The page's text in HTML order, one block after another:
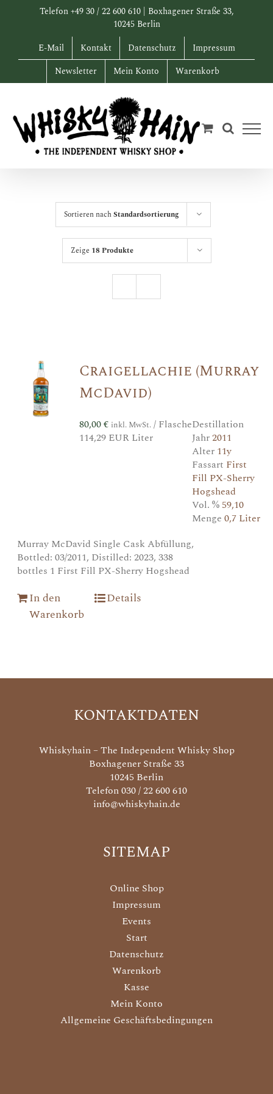
Telefon +49 30 / 22 600 610 | Boxhagener Straße 33,
10245 Berlin
E-Mail
Kontakt Datenschutz
Impressum
Newsletter
Mein Konto Warenkorb
Sortieren nachStandardsortierung
Zeige 18 Produkte
Craigellachie (Murray
McDavid)
80,00€ inkl. MwSt. / Flasche
114,29 EUR Liter
Destillation
Jahr2011
Alter 11y
Fassart First
Fill PX-Sherry
Hogshead
Vol. % 59,10
Menge0,7 Liter
Murray McDavid Single Cask Abfüllung,
Bottled: 03/2011, Distilled: 2023, 338
bottles 1 First Fill PX-Sherry Hogshead
In den
Warenkorb
Details
KONTAKTDATEN
Whiskyhain – The Independent Whisky Shop
Boxhagener Straße 33
10245 Berlin
Telefon 030 / 22 600 610
info@whiskyhain.de
SITEMAP
Online Shop
Impressum
Events
Start
Datenschutz
Warenkorb
Kasse
Mein Konto
Allgemeine Geschäftsbedingungen